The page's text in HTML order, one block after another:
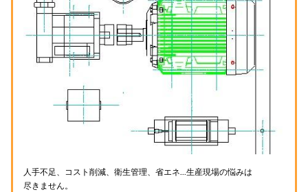
ギアモーター・産業用モーター等（駆動機器）
サーボモーター・シーケンサー等（電気制御機器）
流体制御機器
荷役・その他
風力発電機器
三ツ星ベルト
大同工業（ＤＩＤ）
鍋屋バイテック（ＮＢＫ）
ニッセイ
日立産機システム
人手不足、コスト削減、衛生管理、省エネ...生産現場の悩みは
尽きません。